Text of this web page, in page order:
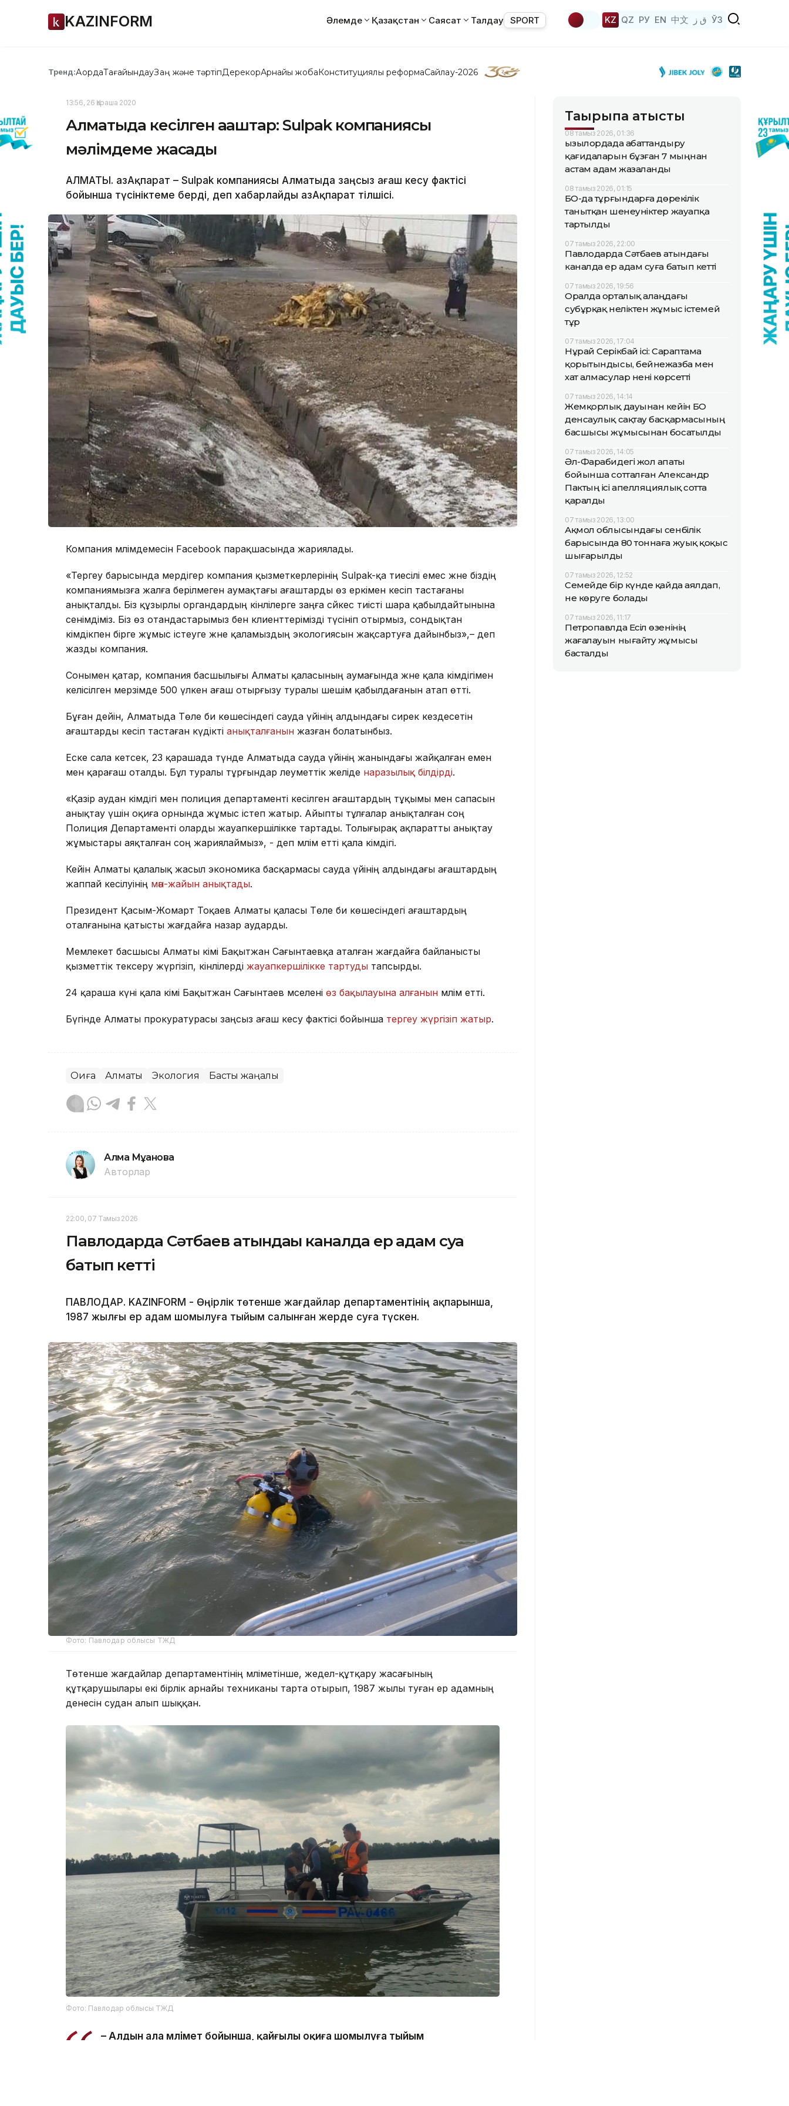
KAZINFORM Әлемде Қазақстан Саясат Талдау SPORT KZ QZ РУ EN 中文 ق ز ЎЗ
Тренд:АқордаТағайындауЗаң және тәртіпДерекқорАрнайы жобаКонституциялық реформаСайлау-2026
13:56, 26 Қараша 2020
Алматыда кесілген ағаштар: Sulpak компаниясы
мәлімдеме жасады
АЛМАТЫ. ҚазАқпарат – Sulpak компаниясы Алматыда заңсыз ағаш кесу фактісі
бойынша түсініктеме берді, деп хабарлайды ҚазАқпарат тілшісі.
Компания мәлімдемесін Facebook парақшасында жариялады.
«Тергеу барысында мердігер компания қызметкерлерінің Sulpak-қа тиесілі емес және біздің
компаниямызға жалға берілмеген аумақтағы ағаштарды өз еркімен кесіп тастағаны
анықталды. Біз құзырлы органдардың кінәлілерге заңға сәйкес тиісті шара қабылдайтынына
сенімдіміз. Біз өз отандастарымыз бен клиенттерімізді түсініп отырмыз, сондықтан
әкімдікпен бірге жұмыс істеуге және қаламыздың экологиясын жақсартуға дайынбыз»,– деп
жазды компания.
Сонымен қатар, компания басшылығы Алматы қаласының аумағында және қала әкімдігімен
келісілген мерзімде 500 үлкен ағаш отырғызу туралы шешім қабылдағанын атап өтті.
Бұған дейін, Алматыда Төле би көшесіндегі сауда үйінің алдындағы сирек кездесетін
ағаштарды кесіп тастаған күдікті анықталғанын жазған болатынбыз.
Еске сала кетсек, 23 қарашада түнде Алматыда сауда үйінің жанындағы жайқалған емен
мен қарағаш оталды. Бұл туралы тұрғындар әлеуметтік желіде наразылық білдірді.
«Қазір аудан әкімдігі мен полиция департаменті кесілген ағаштардың тұқымы мен сапасын
анықтау үшін оқиға орнында жұмыс істеп жатыр. Айыпты тұлғалар анықталған соң
Полиция Департаменті оларды жауапкершілікке тартады. Толығырақ ақпаратты анықтау
жұмыстары аяқталған соң жариялаймыз», - деп мәлім етті қала әкімдігі.
Кейін Алматы қалалық жасыл экономика басқармасы сауда үйінің алдындағы ағаштардың
жаппай кесілуінің мән-жайын анықтады.
Президент Қасым-Жомарт Тоқаев Алматы қаласы Төле би көшесіндегі ағаштардың
оталғанына қатысты жағдайға назар аударды.
Мемлекет басшысы Алматы әкімі Бақытжан Сағынтаевқа аталған жағдайға байланысты
қызметтік тексеру жүргізіп, кінәлілерді жауапкершілікке тартуды тапсырды.
24 қараша күні қала әкімі Бақытжан Сағынтаев мәселені өз бақылауына алғанын мәлім етті.
Бүгінде Алматы прокуратурасы заңсыз ағаш кесу фактісі бойынша тергеу жүргізіп жатыр.
Оқиға Алматы Экология Басты жаңалық
Алма Мұқанова
Авторлар
22:00, 07 Тамыз 2026
Павлодарда Сәтбаев атындағы каналда ер адам суға
батып кетті
ПАВЛОДАР. KAZINFORM - Өңірлік төтенше жағдайлар департаментінің ақпарынша,
1987 жылғы ер адам шомылуға тыйым салынған жерде суға түскен.
Фото: Павлодар облысы ТЖД
Төтенше жағдайлар департаментінің мәліметінше, жедел-құтқару жасағының
құтқарушылары екі бірлік арнайы техниканы тарта отырып, 1987 жылы туған ер адамның
денесін судан алып шыққан.
Фото: Павлодар облысы ТЖД
– Алдын ала мәлімет бойынша, қайғылы оқиға шомылуға тыйым
Тақырыпқа қатысты
08 тамыз 2026, 01:36
Қызылордада абаттандыру
қағидаларын бұзған 7 мыңнан
астам адам жазаланды
08 тамыз 2026, 01:15
БҚО-да тұрғындарға дөрекілік
танытқан шенеуніктер жауапқа
тартылды
07 тамыз 2026, 22:00
Павлодарда Сәтбаев атындағы
каналда ер адам суға батып кетті
07 тамыз 2026, 19:56
Оралда орталық алаңдағы
субұрқақ неліктен жұмыс істемей
тұр
07 тамыз 2026, 17:04
Нұрай Серікбай ісі: Сараптама
қорытындысы, бейнежазба мен
хат алмасулар нені көрсетті
07 тамыз 2026, 14:14
Жемқорлық дауынан кейін БҚО
денсаулық сақтау басқармасының
басшысы жұмысынан босатылды
07 тамыз 2026, 14:05
Әл-Фарабидегі жол апаты
бойынша сотталған Александр
Пактың ісі апелляциялық сотта
қаралды
07 тамыз 2026, 13:00
Ақмол облысындағы сенбілік
барысында 80 тоннаға жуық қоқыс
шығарылды
07 тамыз 2026, 12:52
Семейде бір күнде қайда аялдап,
не көруге болады
07 тамыз 2026, 11:17
Петропавлда Есіл өзенінің
жағалауын нығайту жұмысы
басталды